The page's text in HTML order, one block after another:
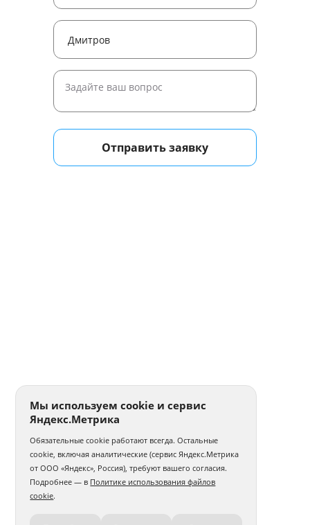
Отправить заявку
Мы используем cookie и сервис
Яндекс.Метрика
Обязательные cookie работают всегда. Остальные
cookie, включая аналитические (сервис Яндекс.Метрика
от ООО «Яндекс», Россия), требуют вашего согласия.
Подробнее — в Политике использования файлов
cookie.